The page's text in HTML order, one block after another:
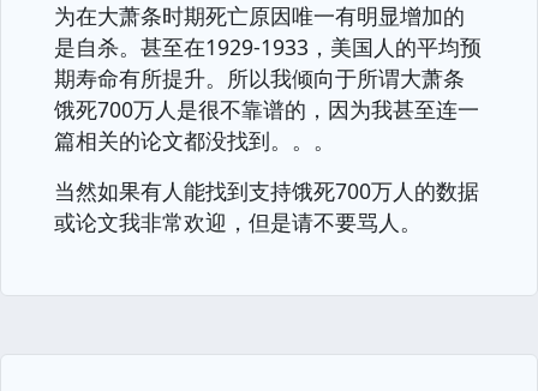
为在大萧条时期死亡原因唯一有明显增加的
是自杀。甚至在1929-1933，美国人的平均预
期寿命有所提升。所以我倾向于所谓大萧条
饿死700万人是很不靠谱的，因为我甚至连一
篇相关的论文都没找到。。。
当然如果有人能找到支持饿死700万人的数据
或论文我非常欢迎，但是请不要骂人。